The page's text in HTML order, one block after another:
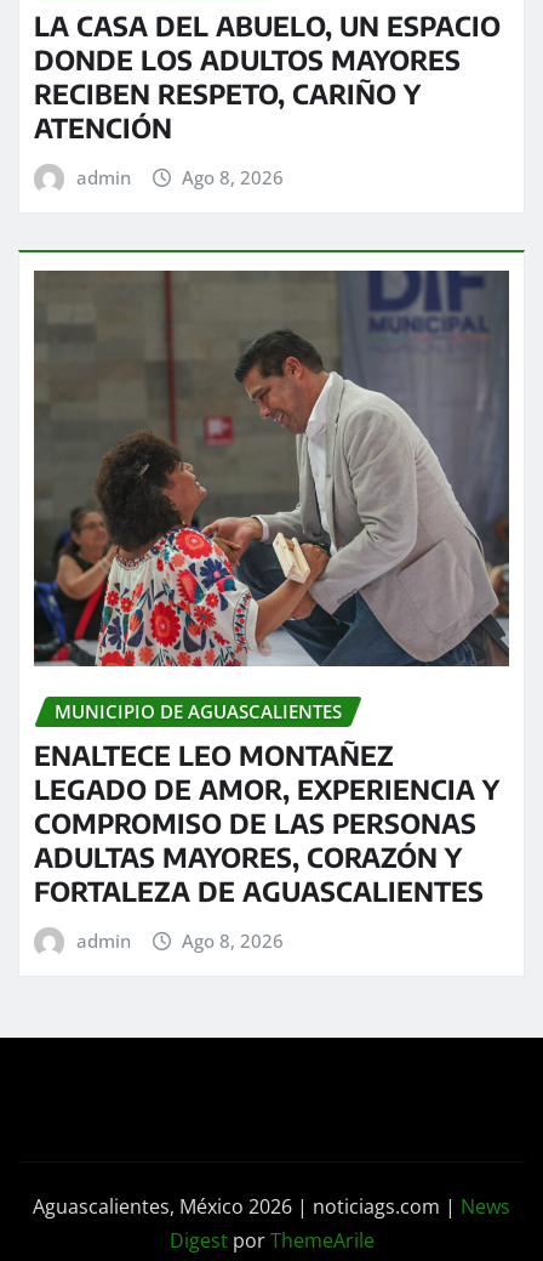
LA CASA DEL ABUELO, UN ESPACIO
DONDE LOS ADULTOS MAYORES
RECIBEN RESPETO, CARIÑO Y
ATENCIÓN
admin Ago 8, 2026
MUNICIPIO DE AGUASCALIENTES
ENALTECE LEO MONTAÑEZ
LEGADO DE AMOR, EXPERIENCIA Y
COMPROMISO DE LAS PERSONAS
ADULTAS MAYORES, CORAZÓN Y
FORTALEZA DE AGUASCALIENTES
admin Ago 8, 2026
Aguascalientes, México 2026 | noticiags.com | News
DigestporThemeArile